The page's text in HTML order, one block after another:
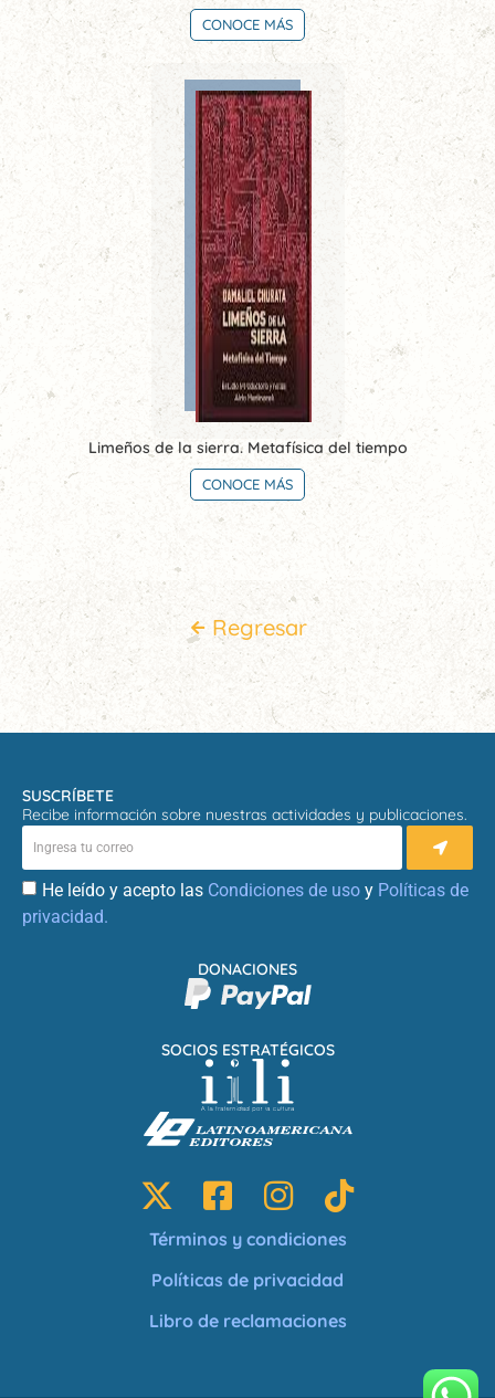
CONOCE MÁS
Limeños de la sierra. Metafísica del tiempo
CONOCE MÁS
Regresar
SUSCRÍBETE
Recibe información sobre nuestras actividades y publicaciones.
He leído y acepto las Condiciones de uso y Políticas de
privacidad.
SOCIOS ESTRATÉGICOS
DONACIONES
Términos y condiciones
Políticas de privacidad
Libro de reclamaciones